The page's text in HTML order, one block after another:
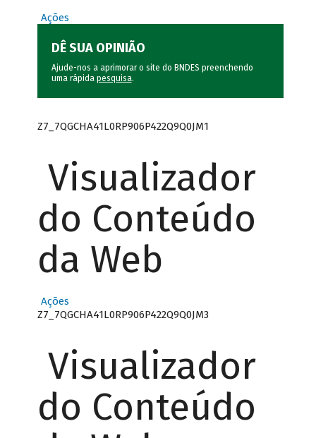
Ações
DÊ SUA OPINIÃO
Ajude-nos a aprimorar o site do BNDES preenchendo
uma rápida pesquisa.
Z7_7QGCHA41L0RP906P422Q9Q0JM1
Visualizador
do Conteúdo
da Web
Ações
Z7_7QGCHA41L0RP906P422Q9Q0JM3
Visualizador
do Conteúdo